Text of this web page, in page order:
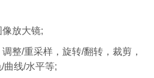
放大镜;
整/重采样，旋转/翻转，裁剪，
曲线/水平等;